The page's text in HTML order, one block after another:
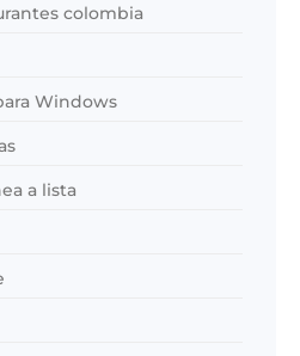
colombia
Windows
a lista